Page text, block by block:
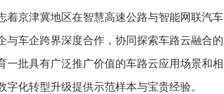
京津冀地区在智慧高速公路与智能网联汽车
与车企跨界深度合作，协同探索车路云融合的
一批具有广泛推广价值的车路云应用场景和相
化转型升级提供示范样本与宝贵经验。